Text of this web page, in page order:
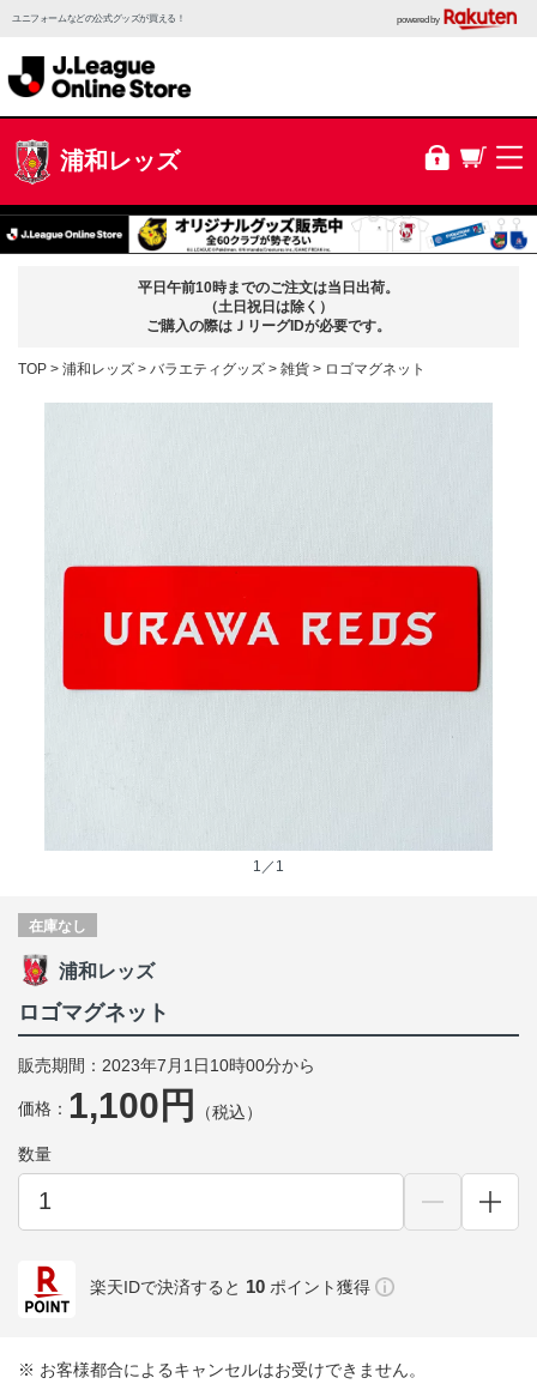
ユニフォームなどの公式グッズが買える！ powered by
浦和レッズ
平日午前10時までのご注文は当日出荷。
（土日祝日は除く）
ご購入の際はＪリーグIDが必要です。
TOP 浦和レッズ バラエティグッズ 雑貨 ロゴマグネット
1／1
在庫なし
浦和レッズ
ロゴマグネット
販売期間：2023年7月1日10時00分から
価格： 1,100円 （税込）
数量
楽天IDで決済すると 10 ポイント獲得
※ お客様都合によるキャンセルはお受けできません。